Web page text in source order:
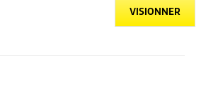
VISIONNER